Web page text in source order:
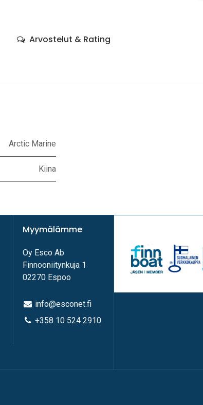
Arvostelut & Rating
Arctic Marine
Kiina
Myymälämme
Oy Esco Ab
Finnooniitynkuja 1
02270 Espoo
info@esconet.fi
+358 10 524 2910